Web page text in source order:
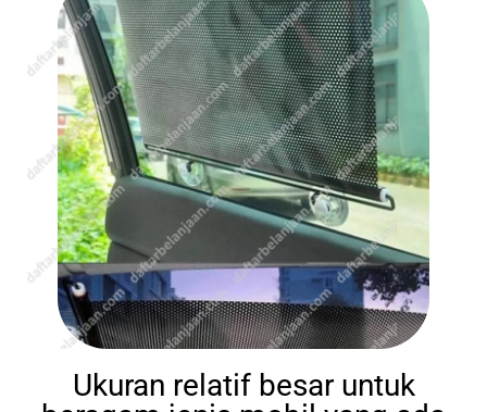
Ukuran relatif besar untuk